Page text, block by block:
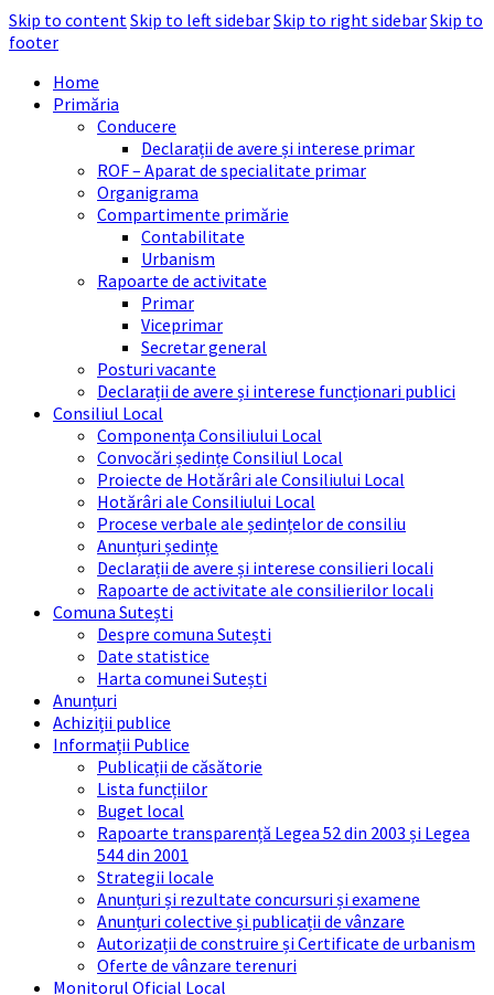
Skip to contentSkip to left sidebarSkip to right sidebarSkip to
footer
Home
Primăria
Conducere
Declarații de avere și interese primar
ROF – Aparat de specialitate primar
Organigrama
Compartimente primărie
Contabilitate
Urbanism
Rapoarte de activitate
Primar
Viceprimar
Secretar general
Posturi vacante
Declarații de avere și interese funcționari publici
Consiliul Local
Componența Consiliului Local
Convocări ședințe Consiliul Local
Proiecte de Hotărâri ale Consiliului Local
Hotărâri ale Consiliului Local
Procese verbale ale ședințelor de consiliu
Anunțuri ședințe
Declarații de avere și interese consilieri locali
Rapoarte de activitate ale consilierilor locali
Comuna Sutești
Despre comuna Sutești
Date statistice
Harta comunei Sutești
Anunțuri
Achiziții publice
Informații Publice
Publicații de căsătorie
Lista funcțiilor
Buget local
Rapoarte transparență Legea 52 din 2003 și Legea
544 din 2001
Strategii locale
Anunțuri și rezultate concursuri și examene
Anunțuri colective și publicații de vânzare
Autorizații de construire și Certificate de urbanism
Oferte de vânzare terenuri
Monitorul Oficial Local